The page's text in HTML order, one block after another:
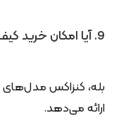
9. آیا امکان خرید کیف ابزار چندکاره کنزاکس وجود دارد؟
بله، کنزاکس
ارائه می‌دهد.